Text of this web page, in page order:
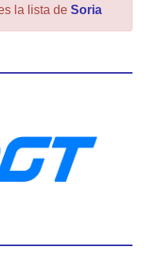
la lista de Soria